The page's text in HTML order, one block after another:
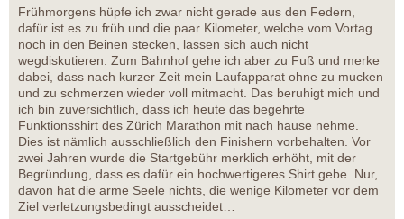
Frühmorgens hüpfe ich zwar nicht gerade aus den Federn,
dafür ist es zu früh und die paar Kilometer, welche vom Vortag
noch in den Beinen stecken, lassen sich auch nicht
wegdiskutieren. Zum Bahnhof gehe ich aber zu Fuß und merke
dabei, dass nach kurzer Zeit mein Laufapparat ohne zu mucken
und zu schmerzen wieder voll mitmacht. Das beruhigt mich und
ich bin zuversichtlich, dass ich heute das begehrte
Funktionsshirt des Zürich Marathon mit nach hause nehme.
Dies ist nämlich ausschließlich den Finishern vorbehalten. Vor
zwei Jahren wurde die Startgebühr merklich erhöht, mit der
Begründung, dass es dafür ein hochwertigeres Shirt gebe. Nur,
davon hat die arme Seele nichts, die wenige Kilometer vor dem
Ziel verletzungsbedingt ausscheidet…